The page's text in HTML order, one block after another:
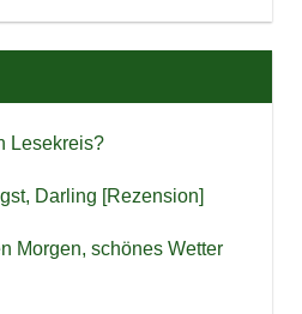
Lesekreis?
Darling [Rezension]
Morgen, schönes Wetter